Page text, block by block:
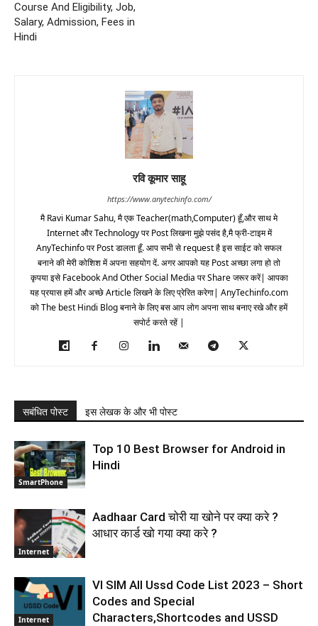
Course And Eligibility, Job,
Salary, Admission, Fees in
Hindi
रवि कूमार साहू
https://www.anytechinfo.com/
मै Ravi Kumar Sahu, मै एक Teacher(math,Computer) हूँ,और साथ मे
Internet और Technology पर Post लिखना मुझे पसंद है,मै फ्री-टाइम में
AnyTechinfo पर Post डालता हूँ. आप सभी से request है इस साईट को सफल
बनाने की मेरी कोशिश में अपना सहयोग दें. अगर आपको यह Post अच्छा लगा हो तो
कृपया इसे Facebook And Other Social Media पर Share जरूर करें| आपका
यह प्रयास हमें और अच्छे Article लिखने के लिए प्रेरित करेगा| AnyTechinfo.com
को The best Hindi Blog बनाने के लिए बस आप लोग अपना साथ बनाए रखे और हमें
सपोर्ट करते रहें |
सबंधित पोस्ट इस लेखक के और भी पोस्ट
SmartPhone
Top 10 Best Browser for Android in
Hindi
Internet
Aadhaar Card चोरी या खोने पर क्या करे ?
आधार कार्ड खो गया क्या करे ?
Internet
VI SIM All Ussd Code List 2023 – Short
Codes and Special
Characters,Shortcodes and USSD